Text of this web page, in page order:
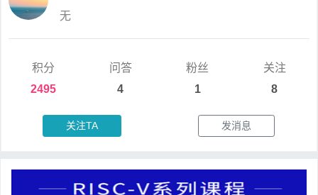
无
积分
2495
问答
4
粉丝
1
关注
8
关注TA 发消息